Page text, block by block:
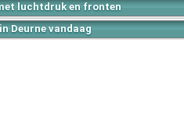
luchtdruk en fronten
Deurne vandaag